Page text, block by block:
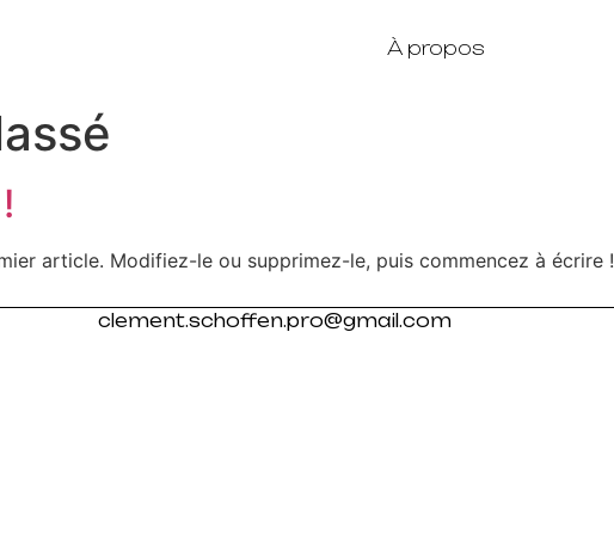
À propos
article. Modifiez-le ou supprimez-le, puis commencez à écrire !
clement.schoffen.pro@gmail.com